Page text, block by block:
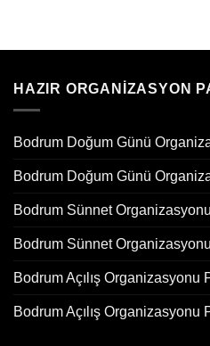
HAZIR ORGANIZASYON
Bodrum Doğum Günü
Bodrum Doğum Günü
Bodrum Sünnet
Bodrum Sünnet
Bodrum Açılış Organizasyonu
Bodrum Açılış Organizasyonu